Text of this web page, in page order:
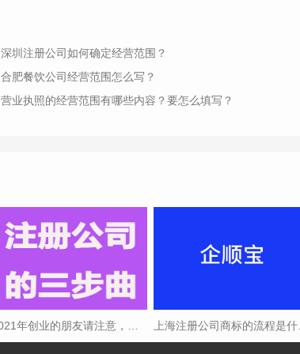
深圳注册公司如何确定经营范围？
合肥餐饮公司经营范围怎么写？
营业执照的经营范围有哪些内容？要怎么填写？